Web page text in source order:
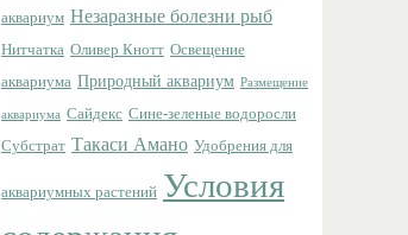
аквариум Незаразные болезни рыб
Нитчатка Оливер Кнотт Освещение
аквариума Природный аквариум Размещение
аквариума Сайдекс Сине-зеленые водоросли
Субстрат Такаси Амано Удобрения для
аквариумных растений Условия